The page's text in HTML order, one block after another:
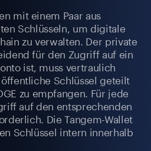
mit einem Paar aus
Schlüsseln, um digitale
zu verwalten. Der private
für den Zugriff auf ein
ist, muss vertraulich
Schlüssel geteilt
zu empfangen. Für jede
auf den entsprechenden
Die Tangem-Wallet
Schlüssel intern innerhalb